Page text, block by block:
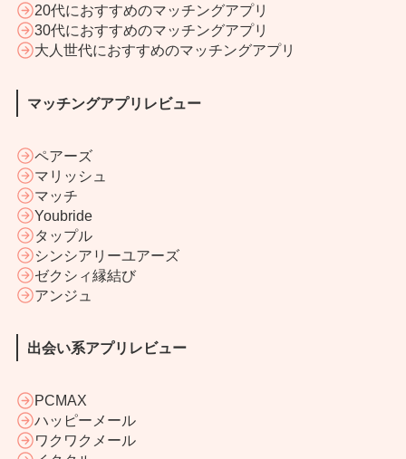
20代におすすめのマッチングアプリ
30代におすすめのマッチングアプリ
大人世代におすすめのマッチングアプリ
マッチングアプリレビュー
ペアーズ
マリッシュ
マッチ
Youbride
タップル
シンシアリーユアーズ
ゼクシィ縁結び
アンジュ
出会い系アプリレビュー
PCMAX
ハッピーメール
ワクワクメール